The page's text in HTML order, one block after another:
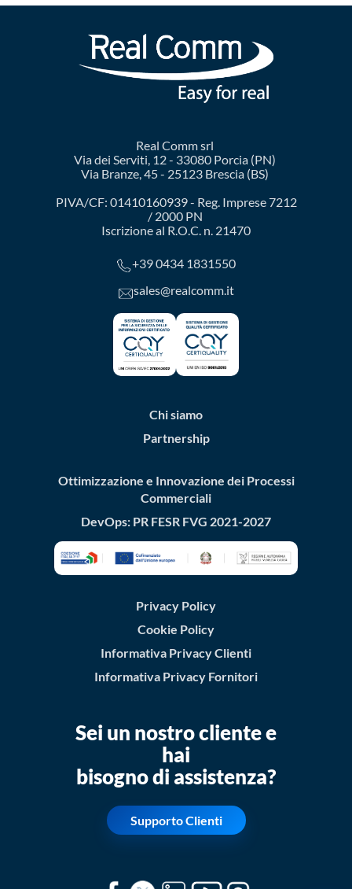
Real Comm srl
Via dei Serviti, 12 - 33080 Porcia (PN)
Via Branze, 45 - 25123 Brescia (BS)
PIVA/CF: 01410160939 - Reg. Imprese 7212
/ 2000 PN
Iscrizione al R.O.C. n. 21470
+39 0434 1831550
sales@realcomm.it
Chi siamo
Partnership
Ottimizzazione e Innovazione dei Processi
Commerciali
DevOps: PR FESR FVG 2021-2027
Privacy Policy
Cookie Policy
Informativa Privacy Clienti
Informativa Privacy Fornitori
Sei un nostro cliente e
hai
bisogno di assistenza?
Supporto Clienti